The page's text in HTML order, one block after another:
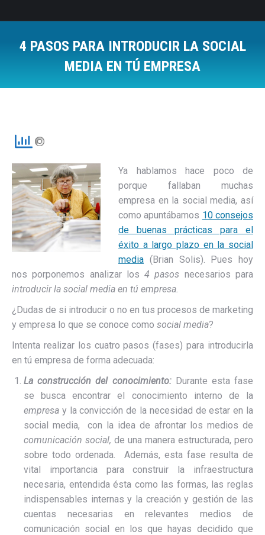
4 PASOS PARA INTRODUCIR LA SOCIAL
MEDIA EN TÚ EMPRESA
Ya hablamos hace poco de
porque fallaban muchas
empresa en la social media, así
como apuntábamos 10 consejos
de buenas prácticas para el
éxito a largo plazo en la social
media (Brian Solis). Pues hoy
nos porponemos analizar los 4 pasos necesarios para
introducir la social media en tú empresa.
¿Dudas de si introducir o no en tus procesos de marketing
y empresa lo que se conoce como social media?
Intenta realizar los cuatro pasos (fases) para introducirla
en tú empresa de forma adecuada:
La construcción del conocimiento:Durante esta fase
se busca encontrar el conocimiento interno de la
empresa y la convicción de la necesidad de estar en la
social media, con la idea de afrontar los medios de
comunicación social, de una manera estructurada, pero
sobre todo ordenada. Además, esta fase resulta de
vital importancia para construir la infraestructura
necesaria, entendida ésta como las formas, las reglas
indispensables internas y la creación y gestión de las
cuentas necesarias en relevantes medios de
comunicación social en los que hayas decidido que